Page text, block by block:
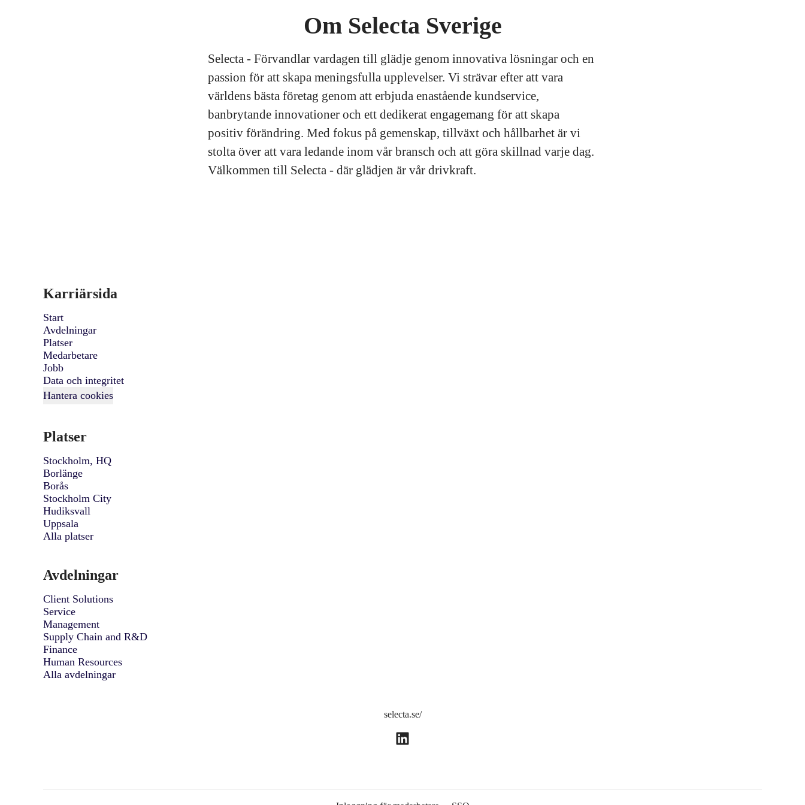
Om Selecta Sverige
Selecta - Förvandlar vardagen till glädje genom innovativa lösningar och en
passion för att skapa meningsfulla upplevelser. Vi strävar efter att vara
världens bästa företag genom att erbjuda enastående kundservice,
banbrytande innovationer och ett dedikerat engagemang för att skapa
positiv förändring. Med fokus på gemenskap, tillväxt och hållbarhet är vi
stolta över att vara ledande inom vår bransch och att göra skillnad varje dag.
Välkommen till Selecta - där glädjen är vår drivkraft.
Karriärsida
Start
Avdelningar
Platser
Medarbetare
Jobb
Data och integritet
Hantera cookies
Platser
Stockholm, HQ
Borlänge
Borås
Stockholm City
Hudiksvall
Uppsala
Alla platser
Avdelningar
Client Solutions
Service
Management
Supply Chain and R&D
Finance
Human Resources
Alla avdelningar
selecta.se/